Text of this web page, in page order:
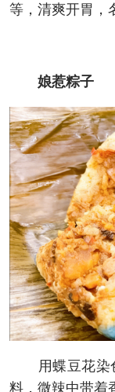
等，清爽开胃，
娘惹粽子
用蝶豆花染色
料，微辣中带着